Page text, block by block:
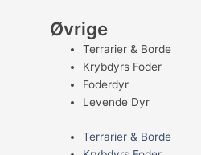
Øvrige
Terrarier & Borde
Krybdyrs Foder
Foderdyr
Levende Dyr
Terrarier & Borde